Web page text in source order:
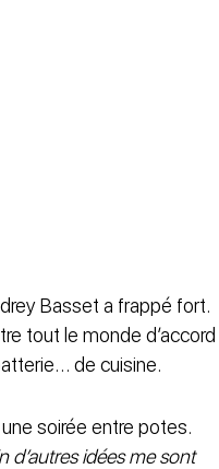
Basset a frappé fort.
tout le monde d’accord
de cuisine.
soirée entre potes.
d’autres idées me sont